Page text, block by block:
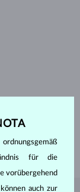
für die
vorübergehend
auch zur